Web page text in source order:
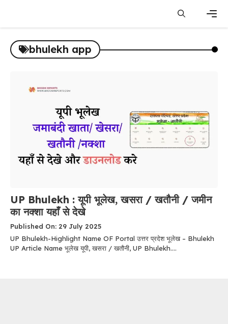
content
bhulekh app
UP Bhulekh : यूपी भूलेख, खसरा / खतौनी / जमीन
का नक्शा यहाँ से देखे
Published On: 29 July 2025
UP Bhulekh-Highlight Name OF Portal उत्तर प्रदेश भूलेख – Bhulekh
UP Article Name भूलेख यूपी, खसरा / खतौनी, UP Bhulekh....